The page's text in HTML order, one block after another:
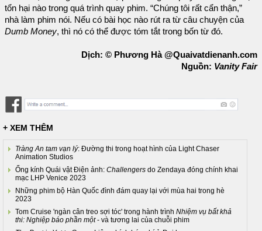
tổn hại nào trong quá trình quay phim. “Chúng tôi rất cẩn thận,”
nhà làm phim nói. Nếu có bài học nào rút ra từ câu chuyện của
Dumb Money, thì nó có thể được tóm tắt trong bốn từ đó.
Dịch: © Phương Hà @Quaivatdienanh.com
Nguồn: Vanity Fair
+ XEM THÊM
Tràng An tam vạn lý: Đường thi trong hoạt hình của Light Chaser
Animation Studios
Ống kính Quái vật Điện ảnh: Challengers do Zendaya đóng chính khai
mạc LHP Venice 2023
Những phim bộ Hàn Quốc đình đám quay lại với mùa hai trong hè
2023
Tom Cruise 'ngàn cân treo sợi tóc' trong hành trình Nhiệm vụ bất khả
thi: Nghiệp báo phần một- và tương lai của chuỗi phim